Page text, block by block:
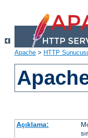
Apache > HTTP
Açıklama: